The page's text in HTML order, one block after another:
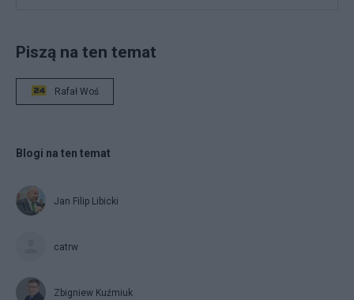
Piszą na ten temat
Rafał Woś
Blogi na ten temat
Jan Filip Libicki
catrw
Zbigniew Kuźmiuk